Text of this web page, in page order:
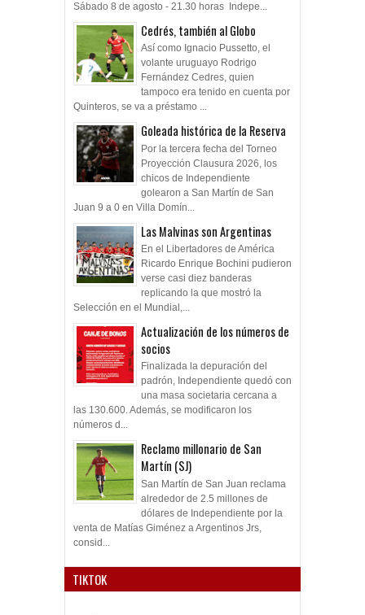
Sábado 8 de agosto - 21.30 horas Indepe...
Cedrés, también al Globo
Así como Ignacio Pussetto, el
volante uruguayo Rodrigo
Fernández Cedres, quien
tampoco era tenido en cuenta por
Quinteros, se va a préstamo ...
Goleada histórica de la Reserva
Por la tercera fecha del Torneo
Proyección Clausura 2026, los
chicos de Independiente
golearon a San Martín de San
Juan 9 a 0 en Villa Domín...
Las Malvinas son Argentinas
En el Libertadores de América
Ricardo Enrique Bochini pudieron
verse casi diez banderas
replicando la que mostró la
Selección en el Mundial,...
Actualización de los números de
socios
Finalizada la depuración del
padrón, Independiente quedó con
una masa societaria cercana a
las 130.600. Además, se modificaron los
números d...
Reclamo millonario de San
Martín (SJ)
San Martín de San Juan reclama
alrededor de 2.5 millones de
dólares de Independiente por la
venta de Matías Giménez a Argentinos Jrs,
consid...
TIKTOK